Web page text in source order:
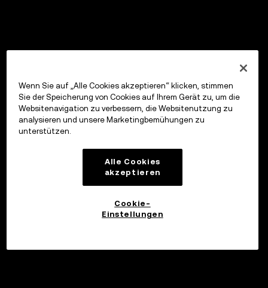
Wenn Sie auf „Alle Cookies akzeptieren“ klicken, stimmen
Sie der Speicherung von Cookies auf Ihrem Gerät zu, um die
Websitenavigation zu verbessern, die Websitenutzung zu
analysieren und unsere Marketingbemühungen zu
unterstützen.
Alle Cookies
akzeptieren
Cookie-
Einstellungen